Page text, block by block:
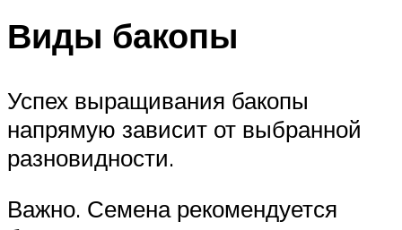
Виды бакопы
Успех выращивания бакопы
напрямую зависит от выбранной
разновидности.
Важно. Семена рекомендуется